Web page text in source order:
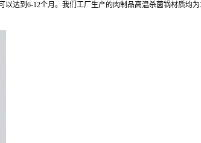
达到6-12个月。我们工厂生产的肉制品高温杀菌锅材质均为